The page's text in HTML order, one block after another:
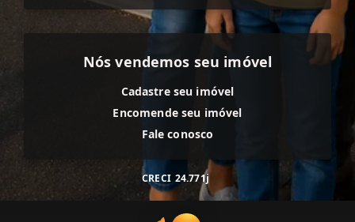
Nós vendemos seu imóvel
Cadastre seu imóvel
Encomende seu imóvel
Fale conosco
CRECI 24.771j